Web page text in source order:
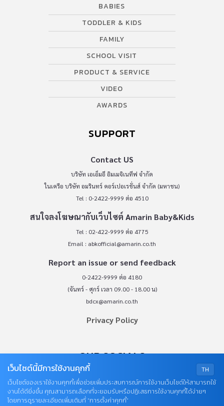
BABIES
TODDLER & KIDS
FAMILY
SCHOOL VISIT
PRODUCT & SERVICE
VIDEO
AWARDS
SUPPORT
Contact US
บริษัท เอเอ็มอี อิมเมจิเนทีฟ จำกัด
ในเครือ บริษัท อมรินทร์ คอร์เปอเรชั่นส์ จำกัด (มหาชน)
Tel : 0-2422-9999 ต่อ 4510
สนใจลงโฆษณากับเว็บไซต์ Amarin Baby&Kids
Tel : 02-422-9999 ต่อ 4775
Email : abkofficial@amarin.co.th
Report an issue or send feedback
0-2422-9999 ต่อ 4180
(จันทร์ - ศุกร์ เวลา 09.00 - 18.00 น)
bdcx@amarin.co.th
Privacy Policy
OUR SOCIALS
TH
เว็บไซต์นี้มีการใช้งานคุกกี้
เว็บไซต์ของเราใช้งานคุกกี้เพื่อช่วยเพิ่มประสบการณ์การใช้งานเว็บไซต์ให้สามารถใช้
งานได้ดียิ่งขึ้น คุณสามารถเลือกที่จะยอมรับหรือปฏิเสธการใช้งานคุกกี้ได้ง่ายๆ
โดยการดูรายละเอียดเพิ่มเติมที่ “การตั้งค่าคุกกี้”